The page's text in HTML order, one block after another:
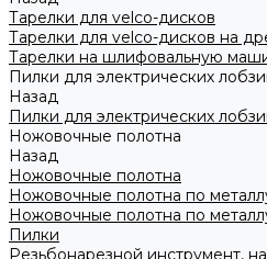
Тарелки для velco-дисков
Тарелки для velco-дисков на
Тарелки на шлифовальную
Пилки для электрических
Назад
Пилки для электрических
Ножовочные полотна
Назад
Ножовочные полотна
Ножовочные полотна по
Ножовочные полотна по
Пилки
Резьбонарезной инструмент,